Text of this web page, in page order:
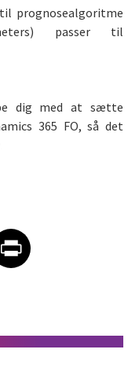
prognosealgoritme
passer til
dig med at sætte
365 FO, så det
article on Print